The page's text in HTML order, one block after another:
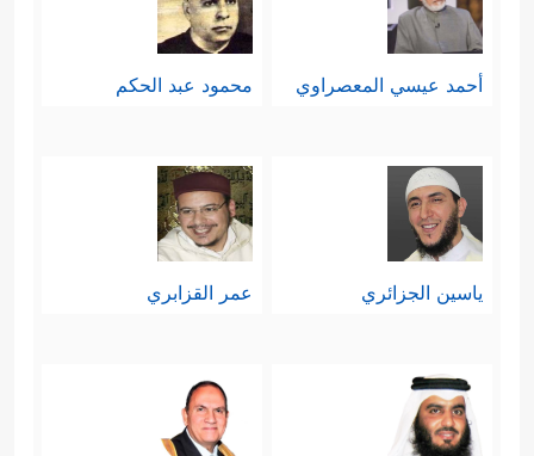
أحمد عيسي المعصراوي محمود عبد الحكم
ياسين الجزائري عمر القزابري